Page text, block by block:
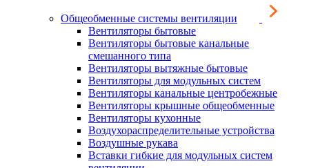
Общеобменные системы вентиляции
Вентиляторы бытовые
Вентиляторы бытовые канальные
смешанного типа
Вентиляторы вытяжные бытовые
Вентиляторы для модульных систем
Вентиляторы канальные центробежные
Вентиляторы крышные общеобменные
Вентиляторы кухонные
Воздухораспределительные устройства
Воздушные рукава
Вставки гибкие для модульных систем